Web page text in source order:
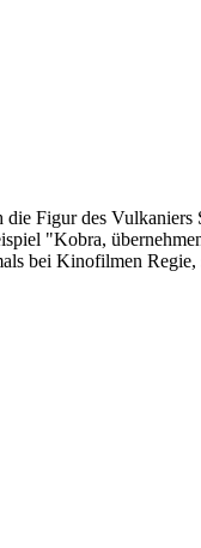
Figur des
"Kobra,
bei Kinofilmen